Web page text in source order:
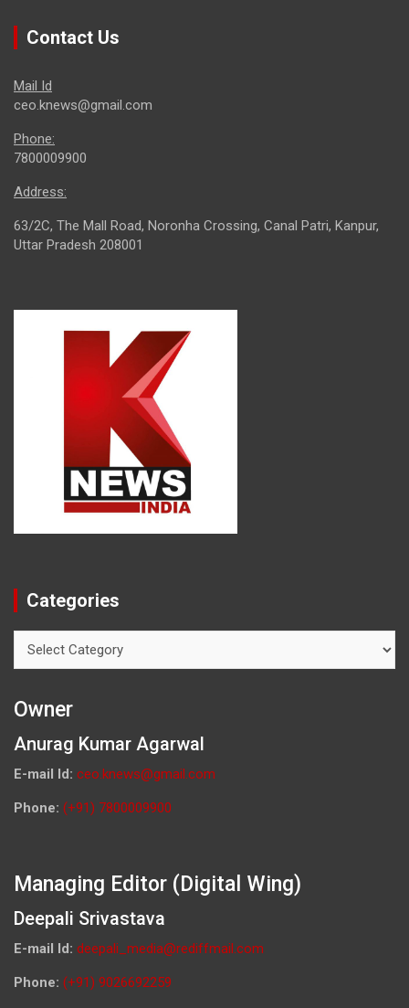
Contact Us
Mail Id
ceo.knews@gmail.com
Phone:
7800009900
Address:
63/2C, The Mall Road, Noronha Crossing, Canal Patri, Kanpur,
Uttar Pradesh 208001
Categories
Owner
Anurag Kumar Agarwal
E-mail Id: ceo.knews@gmail.com
Phone: (+91) 7800009900
Managing Editor (Digital Wing)
Deepali Srivastava
E-mail Id: deepali_media@rediffmail.com
Phone: (+91) 9026692259